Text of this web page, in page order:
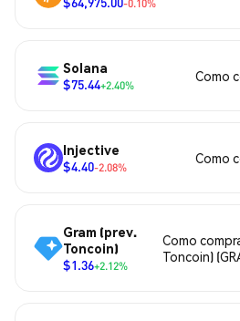
-0.10%
Solana
$75.44+2.40%
Como
Injective
$4.40-2.08%
Como
Gram (prev.
Toncoin)
$1.36+2.12%
Como
Toncoin)